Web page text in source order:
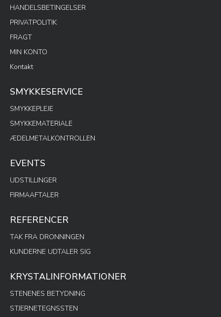
HANDELSBETINGELSER
PRIVATPOLITIK
FRAGT
MIN KONTO
Kontakt
SMYKKESERVICE
SMYKKEPLEJE
SMYKKEMATERIALE
ÆDELMETALKONTROLLEN
EVENTS
UDSTILLINGER
FIRMAAFTALER
REFERENCER
TAK FRA DRONNINGEN
KUNDERNE UDTALER SIG
KRYSTALINFORMATIONER
STENENES BETYDNING
STJERNETEGNSSTEN